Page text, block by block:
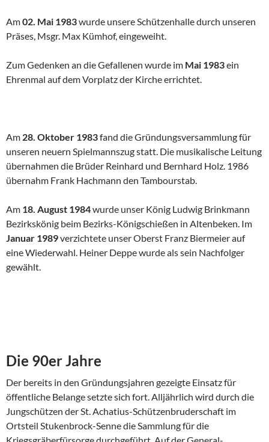
Am02. Mai 1983wurde unsere Schützenhalle durch unseren
Präses, Msgr. Max Kümhof, eingeweiht.
Zum Gedenken an die Gefallenen wurde im Mai 1983ein
Ehrenmal auf dem Vorplatz der Kirche errichtet.
Am 28. Oktober 1983fand die Gründungsversammlung für
unseren neuern Spielmannszug statt. Die musikalische Leitung
übernahmen die Brüder Reinhard und Bernhard Holz. 1986
übernahm Frank Hachmann den Tambourstab.
Am 18. August 1984wurde unser König Ludwig Brinkmann
Bezirks­könig beim Bezirks-Königschießen in Altenbeken. Im
Januar 1989ver­zichtete unser Oberst Franz Biermeier auf
eine Wiederwahl. Heiner Deppe wurde als sein Nachfolger
gewählt.
Die 90er Jahre
Der bereits in den Gründungsjahren gezeigte Einsatz für
öffentliche Belange setzte sich fort. Alljährlich wird durch die
Jungschützen der St.­ Achatius-Schützenbruderschaft im
Ortsteil Stukenbrock-Senne die Sammlung für die